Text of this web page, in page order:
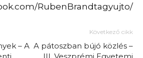
RubenBrandtagyujto/
– A
Következő cikk
A pátoszban bújó közlés –